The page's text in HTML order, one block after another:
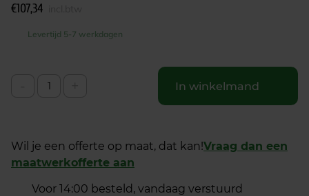
€107,34
Levertijd 5-7 werkdagen
In winkelmand
Wil je een offerte op maat, dat kan!Vraag dan een
maatwerkofferte aan
Voor 14:00 besteld, vandaag verstuurd